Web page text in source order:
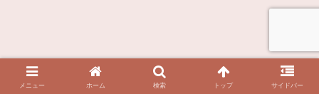
メニュー ホーム 検索 トップ サイドバー